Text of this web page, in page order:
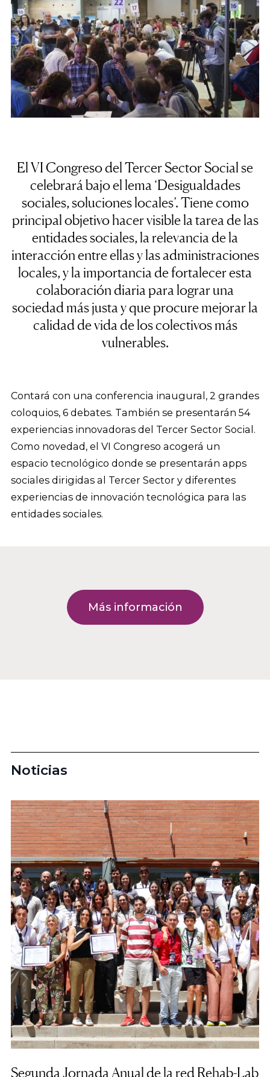
El VI Congreso del Tercer Sector Social se
celebrará bajo el lema ‘Desigualdades
sociales, soluciones locales’. Tiene como
principal objetivo hacer visible la tarea de las
entidades sociales, la relevancia de la
interacción entre ellas y las administraciones
locales, y la importancia de fortalecer esta
colaboración diaria para lograr una
sociedad más justa y que procure mejorar la
calidad de vida de los colectivos más
vulnerables.
Contará con una conferencia inaugural, 2 grandes
coloquios, 6 debates. También se presentarán 54
experiencias innovadoras del Tercer Sector Social.
Como novedad, el VI Congreso acogerá un
espacio tecnológico donde se presentarán apps
sociales dirigidas al Tercer Sector y diferentes
experiencias de innovación tecnológica para las
entidades sociales.
Más información
Segunda Jornada Anual de la red Rehab-Lab